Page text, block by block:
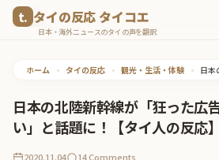
タイの反応 タイコエ
日本・海外ニュースのタイの声を翻訳
ホーム • タイの反応 • 観光・生活・体験 •
日本の北陸新幹線が「狂った広
い」と話題に！【タイ人の反応】
2020.11.04 14 Comments